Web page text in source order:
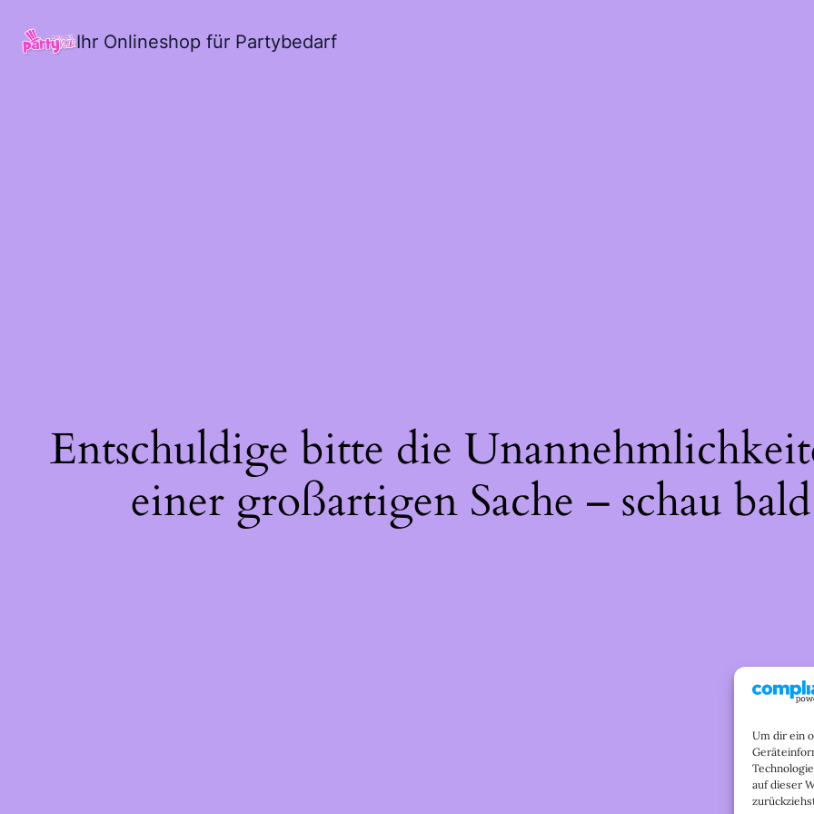
Um dir ein
auf dieser
Ihr Onlineshop für Partybedarf
Entschuldige bitte die
einer großartigen Sache – schau